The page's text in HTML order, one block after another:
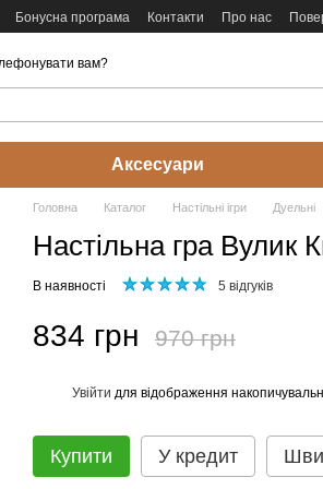
Бонусна програма Контакти Про нас
вам?
Аксесуари
Головна Каталог Настільні ігри Дуельні
Настільна гра Вулик
В наявності 5 відгуків
834 грн 970 грн
Увійти для відображення
Купити У кредит